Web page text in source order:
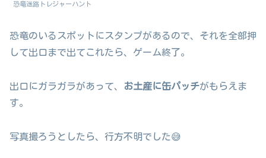
恐竜迷路トレジャーハント
恐竜のいるスポットにスタンプがあるので、それを全部押
して出口まで出てこれたら、ゲーム終了。
出口にガラガラがあって、 お土産に缶パッチがもらえま
す。
写真撮ろうとしたら、行方不明でした😅